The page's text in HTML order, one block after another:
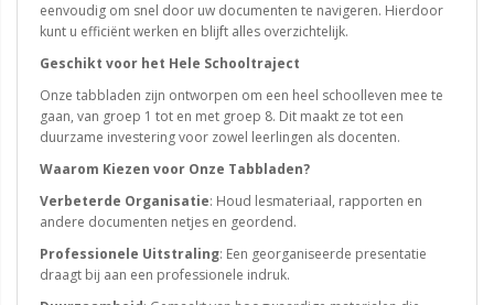
eenvoudig om snel door uw documenten te navigeren. Hierdoor
kunt u efficiënt werken en blijft alles overzichtelijk.
Geschikt voor het Hele Schooltraject
Onze tabbladen zijn ontworpen om een heel schoolleven mee te
gaan, van groep 1 tot en met groep 8. Dit maakt ze tot een
duurzame investering voor zowel leerlingen als docenten.
Waarom Kiezen voor Onze Tabbladen?
Verbeterde Organisatie: Houd lesmateriaal, rapporten en
andere documenten netjes en geordend.
Professionele Uitstraling: Een georganiseerde presentatie
draagt bij aan een professionele indruk.